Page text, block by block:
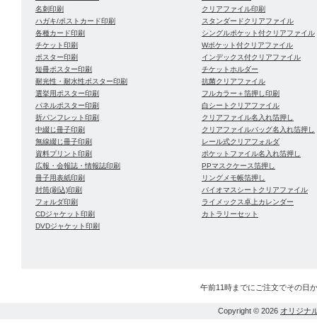
名刺印刷
ハガキ/ポストカード印刷
各種カード印刷
チケット印刷
ポスター印刷
短冊ポスター印刷
耐光性・耐水性ポスター印刷
選挙用ポスター印刷
パネルポスター印刷
折パンフレット印刷
中綴じ冊子印刷
無線綴じ冊子印刷
資料プリント印刷
広報・会報誌・情報誌印刷
冊子用表紙印刷
封筒(刷込)印刷
フォルダ印刷
CDジャケット印刷
DVDジャケット印刷
クリアファイル印刷
スタンダードクリアファイル
シングルポケット付クリアファイル
Wポケット付クリアファイル
インデックス付クリアファイル
チケットホルダー
抗菌クリアファイル
フルカラー＋箔押し印刷
白シートクリアファイル
クリアファイル名入れ箔押し
クリアファイルバッグ名入れ箔押し
レール式クリアフォルダ
ポケットファイル名入れ箔押し
PPマスクケース箔押し
リングメモ帳箔押し
バイオマスシートクリアファイル
ライメックス卓上カレンダー
カトラリーセット
午前11時までにご注文でその日
Copyright © 2026 オリジナ